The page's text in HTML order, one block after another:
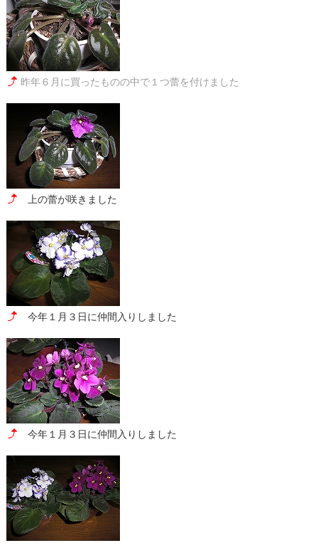
昨年６月に買ったものの中で１つ蕾を付けました
上の蕾が咲きました
今年１月３日に仲間入りしました
今年１月３日に仲間入りしました